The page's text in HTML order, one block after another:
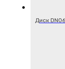
Диск